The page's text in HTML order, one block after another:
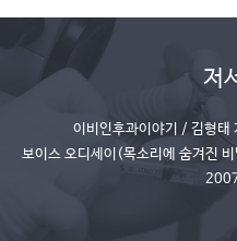
저
이비인후과이야기 / 김형
보이스 오디세이(목소리에 숨겨진